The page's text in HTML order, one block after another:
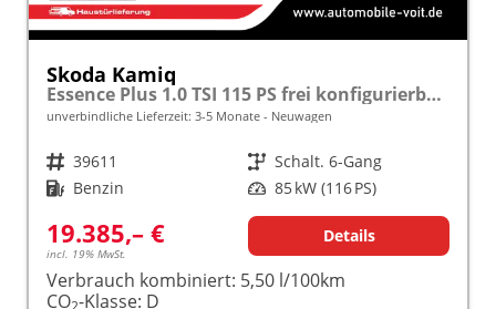
Skoda Kamiq
Essence Plus 1.0 TSI 115 PS frei konfigurierbar!
unverbindliche Lieferzeit: 3-5 Monate Neuwagen
Fahrzeugnr. 39611 Getriebe Schalt. 6-Gang
Kraftstoff Benzin Leistung 85 kW (116 PS)
19.385,– €
incl. 19% MwSt.
Details
Verbrauch kombiniert: 5,50 l/100km
CO -Klasse: D